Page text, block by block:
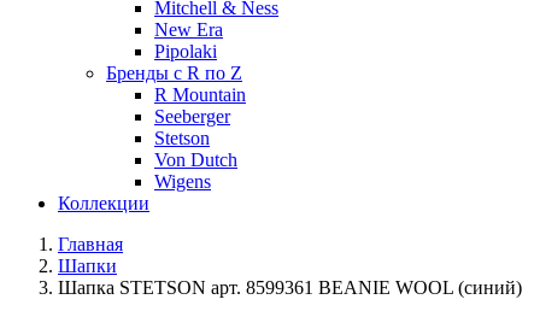
Mitchell & Ness
New Era
Pipolaki
Бренды с R по Z
R Mountain
Seeberger
Stetson
Von Dutch
Wigens
Коллекции
Главная
Шапки
Шапка STETSON арт. 8599361 BEANIE WOOL (синий)